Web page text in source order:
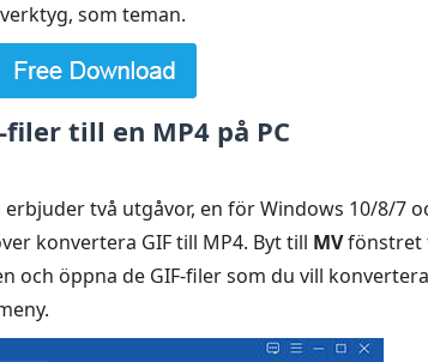
som teman.
till en MP4 på PC
två utgåvor, en för Windows 10/8/7
konvertera GIF till MP4. Byt till MVfönstret
och öppna de GIF-filer som du vill